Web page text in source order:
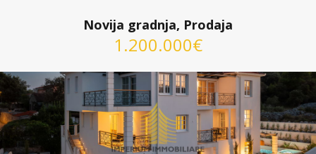
Novija gradnja, Prodaja
1.200.000€